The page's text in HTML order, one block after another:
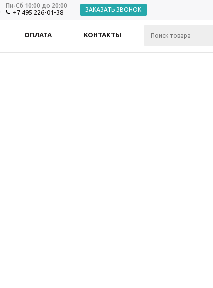
Пн-Сб 10:00 до 20:00
+7 495 226-01-38 ЗАКАЗАТЬ ЗВОНОК
ОПЛАТА КОНТАКТЫ